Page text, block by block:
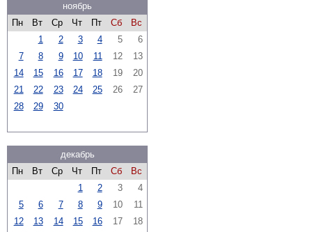
ноябрь
Пн
Вт Ср Чт Пт Сб
Вс
1
2 3 4 5
6
7
8 9 10 11 12
13
14
15 16 17 18 19
20
21
22 23 24 25 26
27
28
29 30
декабрь
Пн
Вт Ср Чт Пт Сб
Вс
1
2 3
4
5
6 7 8 9 10
11
12
13 14 15 16 17
18